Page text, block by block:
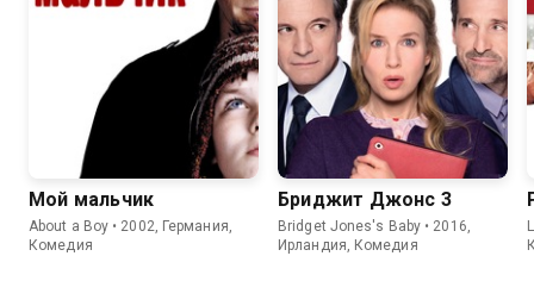
Мой мальчик
About a Boy • 2002, Германия,
Комедия
Бриджит Джонс 3
Bridget Jones's Baby • 2016,
Ирландия, Комедия